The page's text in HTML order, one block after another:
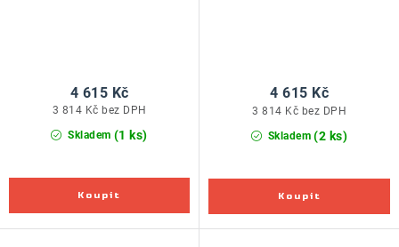
Skladem (1 ks)
3 814 Kč bez DPH
4 615 Kč
Skladem (2 ks)
3 814 Kč bez DPH
4 615 Kč